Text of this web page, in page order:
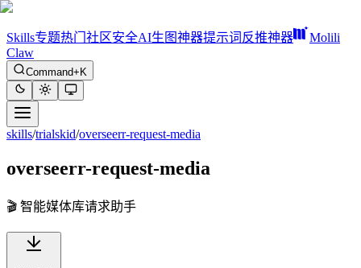
Skills专题热门 社区安全AI生图神器提示词反推神器
Molili
Claw
Command+K
skills/trialskid/overseerr-request-media
overseerr-request-media
🎬 智能媒体库请求助手